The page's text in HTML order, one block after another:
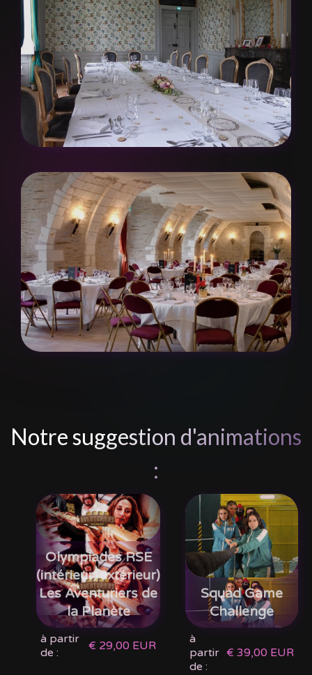
Notre suggestion d'animations
:
Olympiades RSE
(intérieur/extérieur)
Les Aventuriers de
la Planète
à partir
de :
€ 29,00 EUR
Squad Game
Challenge
à
partir
de :
€ 39,00 EUR